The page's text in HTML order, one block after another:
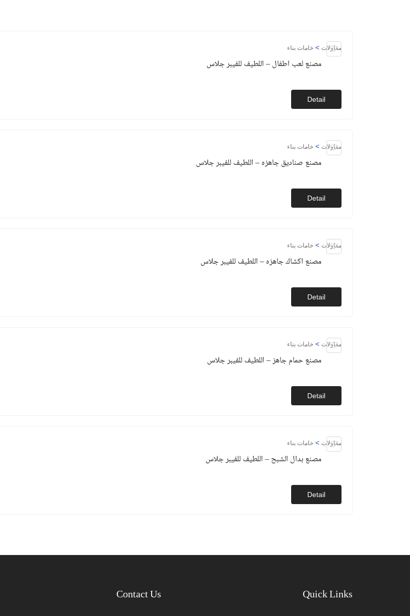
مقاولات > خامات بناء
مصنع لعب اطفال – اللطيف للفيبر جلاس
Detail
مقاولات > خامات بناء
مصنع صناديق جاهزه – اللطيف للفيبر جلاس
Detail
مقاولات > خامات بناء
مصنع اكشاك جاهزه – اللطيف للفيبر جلاس
Detail
مقاولات > خامات بناء
مصنع حمام جاهز – اللطيف للفيبر جلاس
Detail
مقاولات > خامات بناء
مصنع بدال الشبح – اللطيف للفيبر جلاس
Detail
Contact Us Quick Links